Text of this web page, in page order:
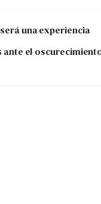
una experiencia
ante el